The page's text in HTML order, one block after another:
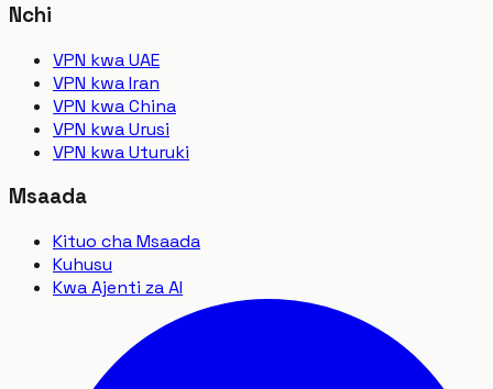
Nchi
VPN kwa UAE
VPN kwa Iran
VPN kwa China
VPN kwa Urusi
VPN kwa Uturuki
Msaada
Kituo cha Msaada
Kuhusu
Kwa Ajenti za AI